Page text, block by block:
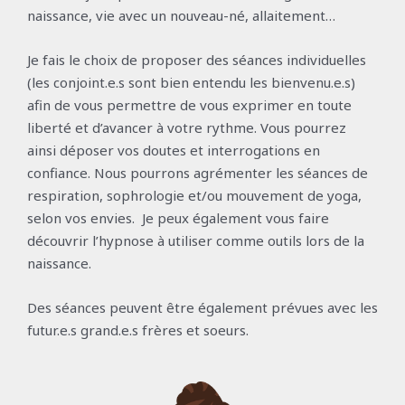
naissance, vie avec un nouveau-né, allaitement…
Je fais le choix de proposer des séances individuelles
(les conjoint.e.s sont bien entendu les bienvenu.e.s)
afin de vous permettre de vous exprimer en toute
liberté et d’avancer à votre rythme. Vous pourrez
ainsi déposer vos doutes et interrogations en
confiance. Nous pourrons agrémenter les séances de
respiration, sophrologie et/ou mouvement de yoga,
selon vos envies. Je peux également vous faire
découvrir l’hypnose à utiliser comme outils lors de la
naissance.
Des séances peuvent être également prévues avec les
futur.e.s grand.e.s frères et soeurs.